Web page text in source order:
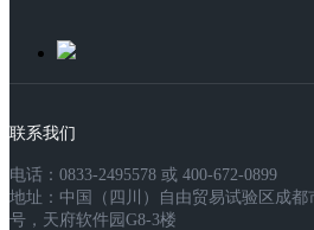
联系我们
电话：0833-2495578 或 400-672-0899
地址：中国（四川）自由贸易试验区成都
号，天府软件园G8-3楼